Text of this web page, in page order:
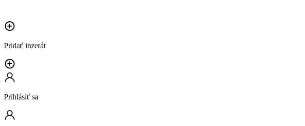
Pridať inzerát
Prihlásiť sa